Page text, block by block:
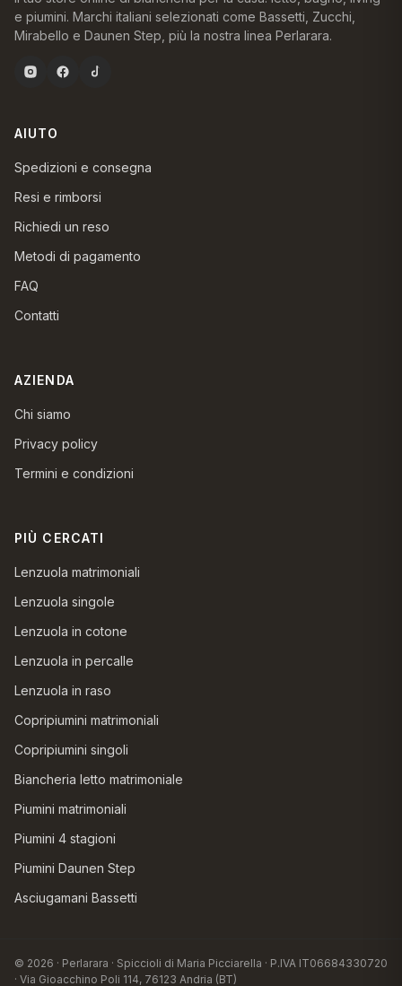
e piumini. Marchi italiani selezionati come Bassetti, Zucchi,
Mirabello e Daunen Step, più la nostra linea Perlarara.
AIUTO
Spedizioni e consegna
Resi e rimborsi
Richiedi un reso
Metodi di pagamento
FAQ
Contatti
AZIENDA
Chi siamo
Privacy policy
Termini e condizioni
PIÙ CERCATI
Lenzuola matrimoniali
Lenzuola singole
Lenzuola in cotone
Lenzuola in percalle
Lenzuola in raso
Copripiumini matrimoniali
Copripiumini singoli
Biancheria letto matrimoniale
Piumini matrimoniali
Piumini 4 stagioni
Piumini Daunen Step
Asciugamani Bassetti
© 2026 · Perlarara · Spiccioli di Maria Picciarella · P.IVA IT06684330720
· Via Gioacchino Poli 114, 76123 Andria (BT)